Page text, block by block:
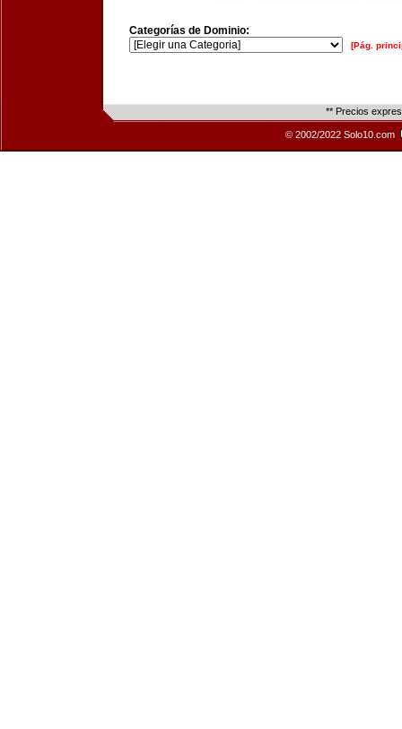
Categorías de Dominio:
[Pág.
** Precios
© 2002/2022 Solo10.com